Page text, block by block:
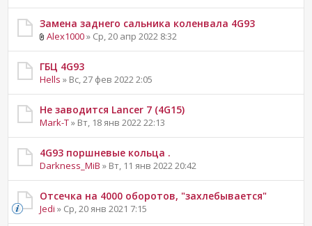
Замена заднего сальника коленвала 4G93
Alex1000» Ср, 20 апр 2022 8:32
ГБЦ 4G93
Hells » Вс, 27 фев 2022 2:05
Не заводится Lancer 7 (4G15)
Mark-T» Вт, 18 янв 2022 22:13
4G93 поршневые кольца .
Darkness_MiB » Вт, 11 янв 2022 20:42
Отсечка на 4000 оборотов, "захлебывается"
Jedi » Ср, 20 янв 2021 7:15